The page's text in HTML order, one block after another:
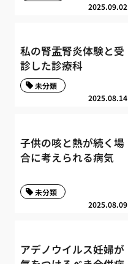
2025.09.02
私の腎盂腎炎体験と受
診した診療科
2025.08.14
未分類
子供の咳と熱が続く場
合に考えられる病気
2025.08.09
未分類
アデノウイルス妊婦が